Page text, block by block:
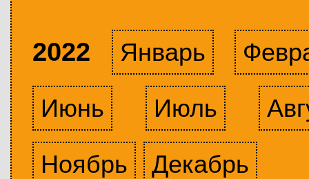
2022 Январь
Июнь
Июль
Ноябрь
Декабрь